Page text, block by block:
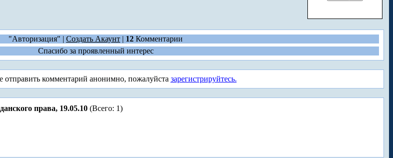
"Авторизация" | Создать Акаунт | 12 Комментарии
Спасибо за проявленный интерес
отправить комментарий анонимно, пожалуйста зарегистрируйтесь.
права, 19.05.10 (Всего: 1)